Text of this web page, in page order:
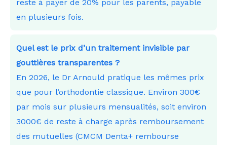
reste à payer de 20% pour les parents, payable
en plusieurs fois.
Quel est le prix d’un traitement invisible par
gouttières transparentes ?
En 2026, le Dr Arnould pratique les mêmes prix
que pour l’orthodontie classique. Environ 300€
par mois sur plusieurs mensualités, soit environ
3000€ de reste à charge après remboursement
des mutuelles (CMCM Denta+ rembourse